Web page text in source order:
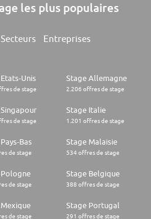
les plus populaires
Secteurs Entreprises
Unis
de stage
Stage Allemagne
2.206 offres de stage
de stage
Stage Italie
1.201 offres de stage
Bas
de stage
Stage Malaisie
534 offres de stage
de stage
Stage Belgique
388 offres de stage
de stage
Stage Portugal
291 offres de stage